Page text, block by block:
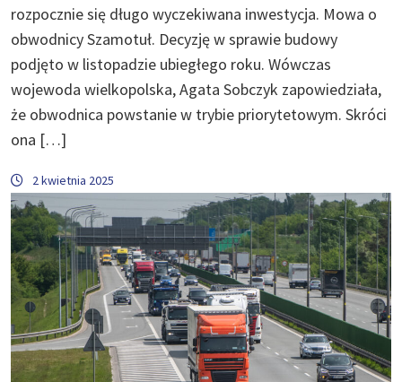
rozpocznie się długo wyczekiwana inwestycja. Mowa o
obwodnicy Szamotuł. Decyzję w sprawie budowy
podjęto w listopadzie ubiegłego roku. Wówczas
wojewoda wielkopolska, Agata Sobczyk zapowiedziała,
że obwodnica powstanie w trybie priorytetowym. Skróci
ona […]
2 kwietnia 2025